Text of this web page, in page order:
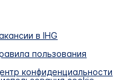
в IHG
пользования
конфиденциальности